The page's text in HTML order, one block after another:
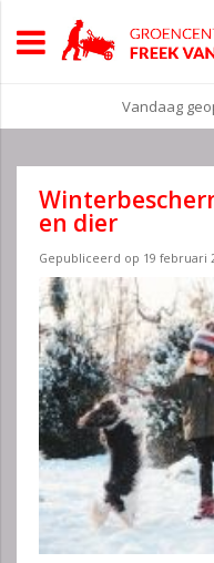
Vandaag
en dier
Gepubliceerd op 19 februari